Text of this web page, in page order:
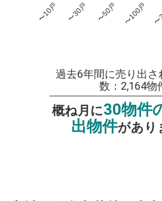
〜10戸 〜30戸 〜50戸 〜100戸
過去6年間に売り出さ
数：2,164物
概ね月に30物件
出物件があり